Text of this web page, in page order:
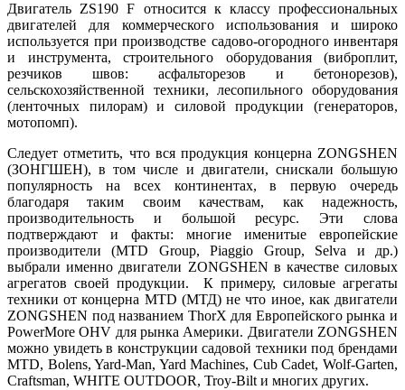
Двигатель ZS190 F относится к классу профессиональных
двигателей для коммерческого использования и широко
используется при производстве садово-огородного инвентаря
и инструмента, строительного оборудования (виброплит,
резчиков швов: асфальторезов и бетонорезов),
сельскохозяйственной техники, лесопильного оборудования
(ленточных пилорам) и силовой продукции (генераторов,
мотопомп).
Следует отметить, что вся продукция концерна ZONGSHEN
(ЗОНГШЕН), в том числе и двигатели, снискали большую
популярность на всех континентах, в первую очередь
благодаря таким своим качествам, как надежность,
производительность и большой ресурс. Эти слова
подтверждают и факты: многие именитые европейские
производители (MTD Group, Piaggio Group, Selva и др.)
выбрали именно двигатели ZONGSHEN в качестве силовых
агрегатов своей продукции. К примеру, силовые агрегаты
техники от концерна MTD (МТД) не что иное, как двигатели
ZONGSHEN под названием ThorX для Европейского рынка и
PowerMore OHV для рынка Америки. Двигатели ZONGSHEN
можно увидеть в конструкции садовой техники под брендами
MTD, Bolens, Yard-Man, Yard Machines, Cub Cadet, Wolf-Garten,
Craftsman, WHITE OUTDOOR, Troy-Bilt и многих других.